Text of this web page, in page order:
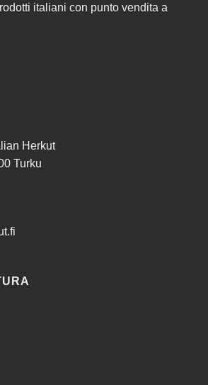
italiani con punto vendita a
Herkut
Turku